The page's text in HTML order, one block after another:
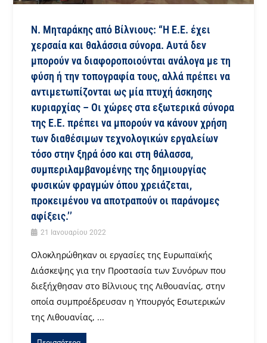
Ν. Μηταράκης από Βίλνιους: “Η Ε.Ε. έχει
χερσαία και θαλάσσια σύνορα. Αυτά δεν
μπορούν να διαφοροποιούνται ανάλογα με τη
φύση ή την τοπογραφία τους, αλλά πρέπει να
αντιμετωπίζονται ως μία πτυχή άσκησης
κυριαρχίας – Οι χώρες στα εξωτερικά σύνορα
της Ε.Ε. πρέπει να μπορούν να κάνουν χρήση
των διαθέσιμων τεχνολογικών εργαλείων
τόσο στην ξηρά όσο και στη θάλασσα,
συμπεριλαμβανομένης της δημιουργίας
φυσικών φραγμών όπου χρειάζεται,
προκειμένου να αποτραπούν οι παράνομες
αφίξεις.’’
21 Ιανουαρίου 2022
Ολοκληρώθηκαν οι εργασίες της Ευρωπαϊκής
Διάσκεψης για την Προστασία των Συνόρων που
διεξήχθησαν στο Βίλνιους της Λιθουανίας, στην
οποία συμπροέδρευσαν η Υπουργός Εσωτερικών
της Λιθουανίας, ...